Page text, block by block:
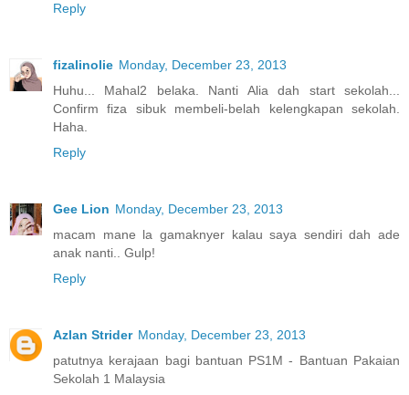
Reply
fizalinolie Monday, December 23, 2013
Huhu... Mahal2 belaka. Nanti Alia dah start sekolah...
Confirm fiza sibuk membeli-belah kelengkapan sekolah.
Haha.
Reply
Gee Lion Monday, December 23, 2013
macam mane la gamaknyer kalau saya sendiri dah ade
anak nanti.. Gulp!
Reply
Azlan Strider Monday, December 23, 2013
patutnya kerajaan bagi bantuan PS1M - Bantuan Pakaian
Sekolah 1 Malaysia